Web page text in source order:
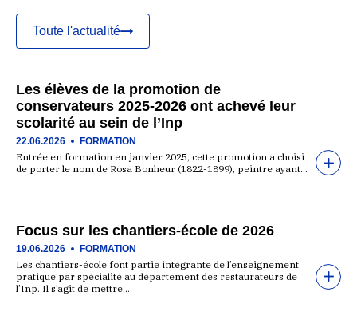
Toute l'actualité
Les élèves de la promotion de
conservateurs 2025-2026 ont achevé leur
scolarité au sein de l’Inp
22.06.2026 FORMATION
Entrée en formation en janvier 2025, cette promotion a choisi
de porter le nom de Rosa Bonheur (1822-1899), peintre ayant…
Focus sur les chantiers-école de 2026
19.06.2026 FORMATION
Les chantiers-école font partie intégrante de l’enseignement
pratique par spécialité au département des restaurateurs de
l’Inp. Il s’agit de mettre…